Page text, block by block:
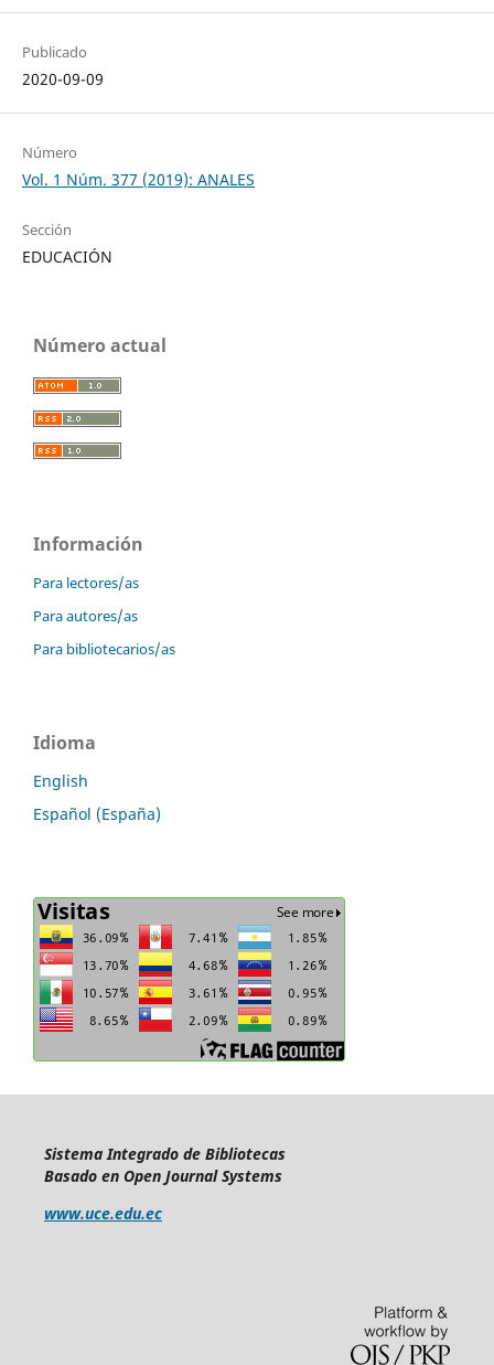
Publicado
2020-09-09
Número
Vol. 1 Núm. 377 (2019): ANALES
Sección
EDUCACIÓN
Número actual
Información
Para lectores/as
Para autores/as
Para bibliotecarios/as
Idioma
English
Español (España)
Sistema Integrado de Bibliotecas
Basado en Open Journal Systems
www.uce.edu.ec